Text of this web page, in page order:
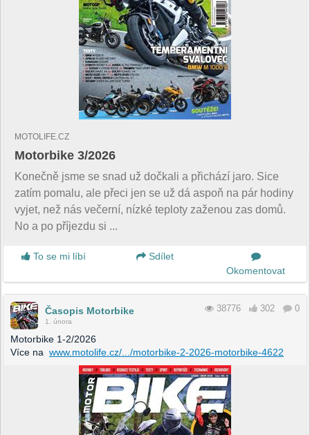
MOTOLIFE.CZ
Motorbike 3/2026
Konečně jsme se snad už dočkali a přichází jaro. Sice
zatím pomalu, ale přeci jen se už dá aspoň na pár hodiny
vyjet, než nás večerní, nízké teploty zaženou zas domů.
No a po příjezdu si ...
To se mi líbí
Sdílet
Okomentovat
Časopis Motorbike
1. února
38776 302 0
Motorbike 1-2/2026
Více na www.motolife.cz/.../motorbike-2-2026-motorbike-4622